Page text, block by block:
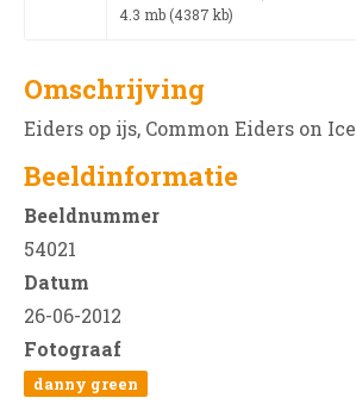
4.3 mb (4387 kb)
Omschrijving
Eiders op ijs, Common Eiders on Ice
Beeldinformatie
Beeldnummer
54021
Datum
26-06-2012
Fotograaf
danny green